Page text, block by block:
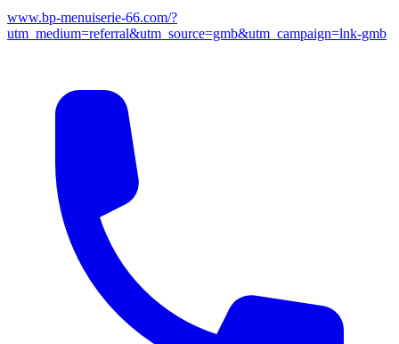
www.bp-menuiserie-66.com/?
utm_medium=referral&utm_source=gmb&utm_campaign=lnk-gmb